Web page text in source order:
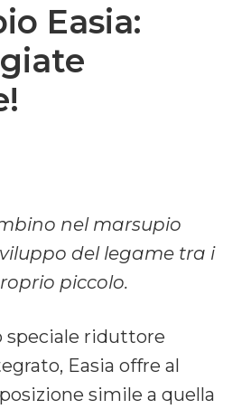
Easia:
nel marsupio
del legame tra i
piccolo.
speciale riduttore
Easia offre al
simile a quella